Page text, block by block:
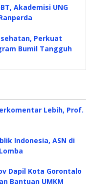
Akademisi UNG
Perkuat
Bumil Tangguh
Lebih, Prof.
Indonesia, ASN di
Dapil Kota Gorontalo
Bantuan UMKM